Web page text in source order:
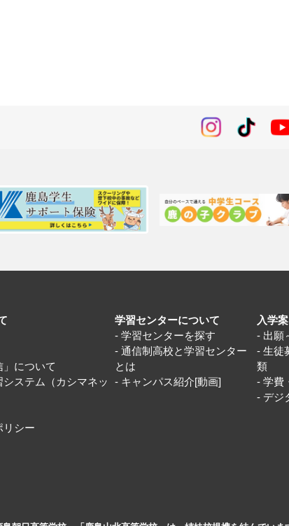
」について
ステム（カシマネッ
リシー
学習センターについて
学習センターを探す
通信制高校と学習センター
とは
キャンパス紹介[動画]
入学
出願
生徒
類
学費
デジ